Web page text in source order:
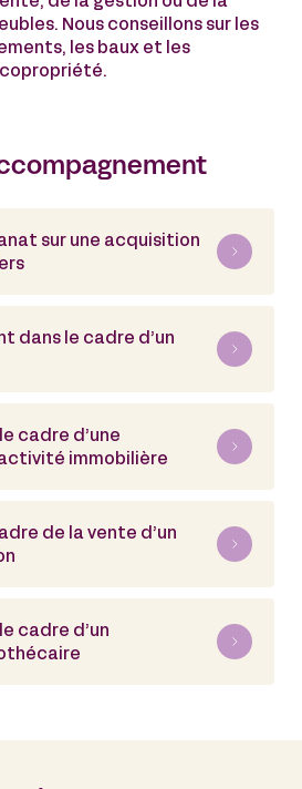
Nous conseillons sur les
les baux et les
sur une acquisition
dans le cadre d’un
cadre d’une
immobilière
de la vente d’un
cadre d’un